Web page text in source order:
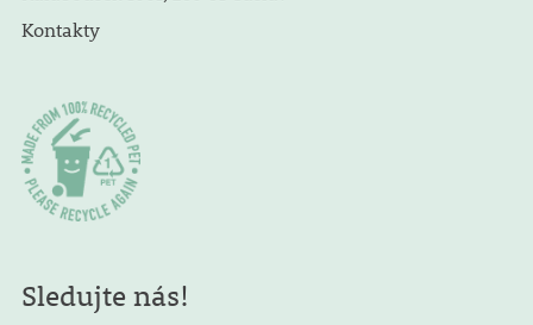
Kontakty
Sledujte nás!